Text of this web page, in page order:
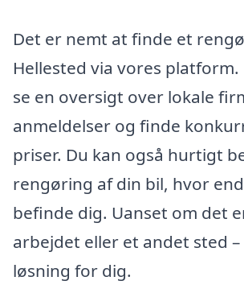
Det er nemt at finde et
Hellested via vores platform.
se en oversigt over lokale
anmeldelser og finde
priser. Du kan også hurtigt
rengøring af din bil, hvor
befinde dig. Uanset om det
arbejdet eller et andet sted
løsning for dig.